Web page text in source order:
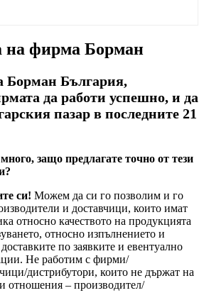
на фирма Борман
Борман България,
да работи успешно, и да
пазар в последните 21
защо предлагате точно от тези
си! Можем да си го позволим и го
и доставчици, които имат
относно качеството на продукцията
относно изпълнението и
по заявките и евентуално
Не работим с фирми/
дистрибутори, които не държат на
отношения – производител/